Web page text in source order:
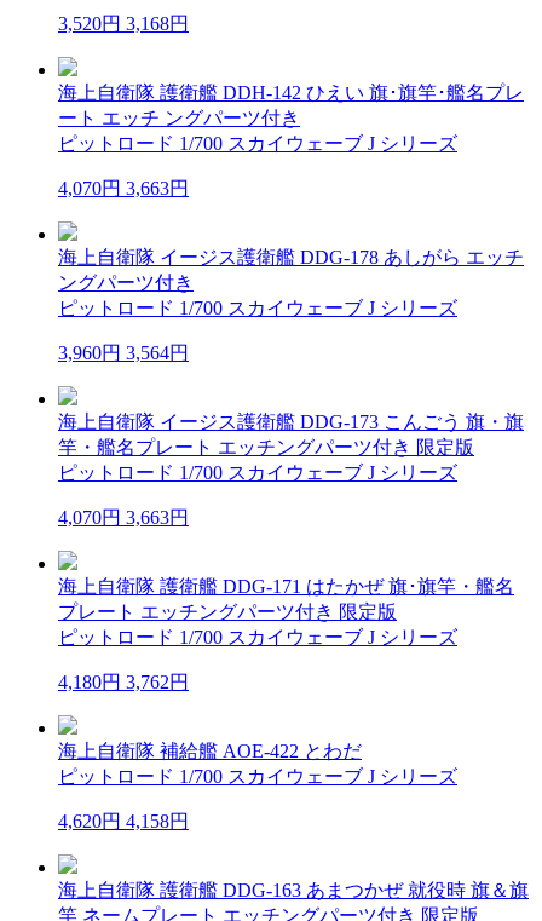
3,520円 3,168円
海上自衛隊 護衛艦 DDH-142 ひえい 旗･旗竿･艦名プレ
ート エッチ ングパーツ付き
ピットロード 1/700 スカイウェーブ J シリーズ
4,070円 3,663円
海上自衛隊 イージス護衛艦 DDG-178 あしがら エッチ
ングパーツ付き
ピットロード 1/700 スカイウェーブ J シリーズ
3,960円 3,564円
海上自衛隊 イージス護衛艦 DDG-173 こんごう 旗・旗
竿・艦名プレート エッチングパーツ付き 限定版
ピットロード 1/700 スカイウェーブ J シリーズ
4,070円 3,663円
海上自衛隊 護衛艦 DDG-171 はたかぜ 旗･旗竿・艦名
プレート エッチングパーツ付き 限定版
ピットロード 1/700 スカイウェーブ J シリーズ
4,180円 3,762円
海上自衛隊 補給艦 AOE-422 とわだ
ピットロード 1/700 スカイウェーブ J シリーズ
4,620円 4,158円
海上自衛隊 護衛艦 DDG-163 あまつかぜ 就役時 旗＆旗
竿 ネームプレート エッチングパーツ付き 限定版